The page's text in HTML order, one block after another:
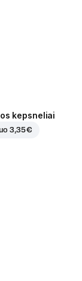
kepsneliai
3,35 €